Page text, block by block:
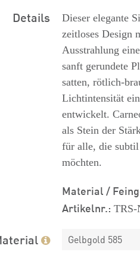
Details
Dieser elegante
zeitloses Design
Ausstrahlung
sanft gerundete
satten, rötlich-
Lichtintensität
entwickelt.
als Stein der
für alle, die subtil
möchten.
Material /
Artikelnr.: TRS-
Gelbgold 585